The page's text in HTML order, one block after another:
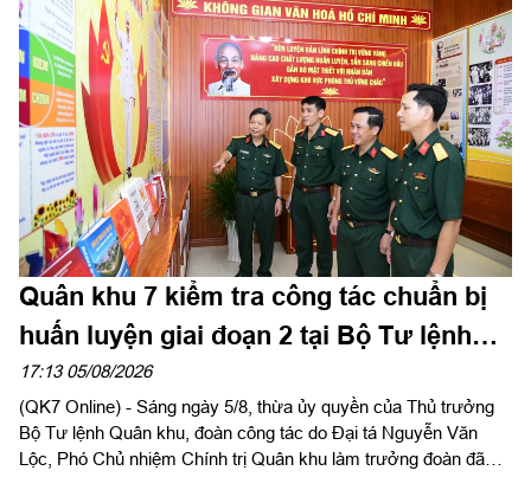
Quân khu 7 kiểm tra công tác chuẩn bị
huấn luyện giai đoạn 2 tại Bộ Tư lệnh
Thành phố Hồ Chí Minh
17:13 05/08/2026
(QK7 Online) - Sáng ngày 5/8, thừa ủy quyền của Thủ trưởng
Bộ Tư lệnh Quân khu, đoàn công tác do Đại tá Nguyễn Văn
Lộc, Phó Chủ nhiệm Chính trị Quân khu làm trưởng đoàn đã